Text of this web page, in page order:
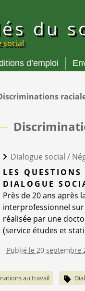
du
social
d’emploi
Dialogue social /
LES
DIALOGUE
Près de 20 ans après
interprofessionnel
réalisée par une
(service études et
Publié le 20 septembre
au travail